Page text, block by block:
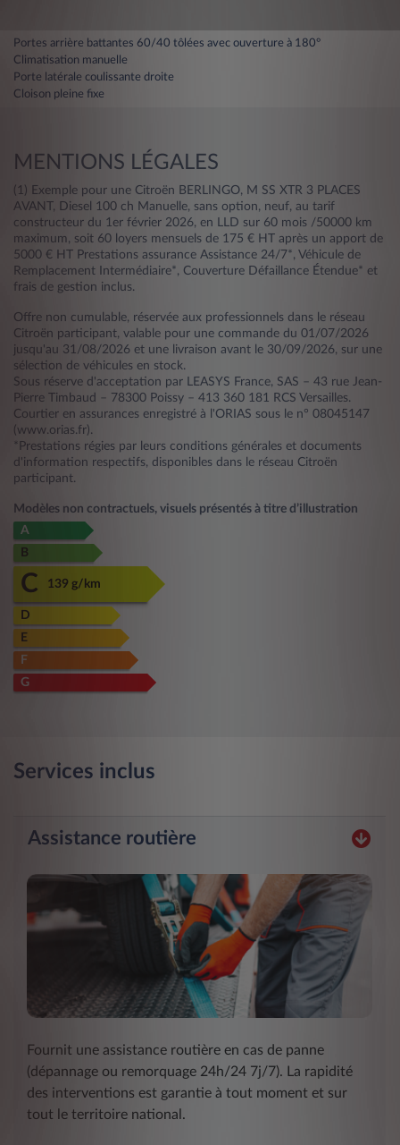
Portes arrière battantes 60/40 tôlées avec ouverture à 180°
Climatisation manuelle
Porte latérale coulissante droite
Cloison pleine fixe
MENTIONS LÉGALES
(1) Exemple pour une Citroën BERLINGO, M SS XTR 3 PLACES
AVANT, Diesel 100 ch Manuelle, sans option, neuf, au tarif
constructeur du 1er février 2026, en LLD sur 60 mois /50000 km
maximum, soit 60 loyers mensuels de 175 € HT après un apport de
5000 € HT Prestations assurance Assistance 24/7*, Véhicule de
Remplacement Intermédiaire*, Couverture Défaillance Étendue* et
frais de gestion inclus.
Offre non cumulable, réservée aux professionnels dans le réseau
Citroën participant, valable pour une commande du 01/07/2026
jusqu'au 31/08/2026 et une livraison avant le 30/09/2026, sur une
sélection de véhicules en stock.
Sous réserve d'acceptation par LEASYS France, SAS – 43 rue Jean-
Pierre Timbaud – 78300 Poissy – 413 360 181 RCS Versailles.
Courtier en assurances enregistré à l'ORIAS sous le n° 08045147
(www.orias.fr).
*Prestations régies par leurs conditions générales et documents
d'information respectifs, disponibles dans le réseau Citroën
participant.
Modèles non contractuels, visuels présentés à titre d’illustration
A
B
C 139 g/km
D
E
F
G
Services inclus
Assistance routière
Fournit une assistance routière en cas de panne
(dépannage ou remorquage 24h/24 7j/7). La rapidité
des interventions est garantie à tout moment et sur
tout le territoire national.